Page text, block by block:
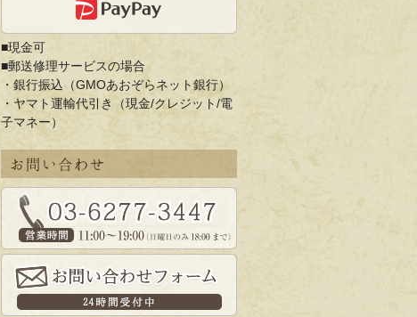
■現金可
■郵送修理サービスの場合
・銀行振込（GMOあおぞらネット銀行）
・ヤマト運輸代引き（現金/クレジット/電
子マネー）
お問い合わせ